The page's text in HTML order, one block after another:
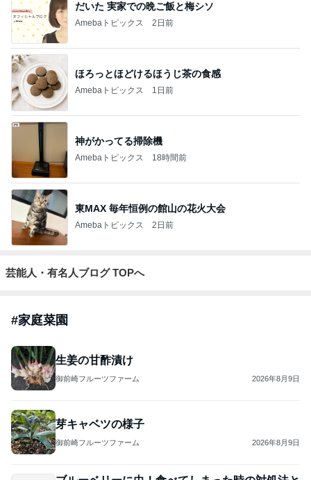
だいた 実家での晩ご飯と梅シソ
Amebaトピックス 2日前
ほろっとほどけるほうじ茶の食感
Amebaトピックス 1日前
神がかってる掃除機
Amebaトピックス 18時間前
東MAX 毎年恒例の館山の花火大会
Amebaトピックス 2日前
芸能人・有名人ブログ TOPへ
#家庭菜園
生姜の甘酢漬け
御前崎フルーツファーム 2026年8月9日
芽キャベツの様子
御前崎フルーツファーム 2026年8月9日